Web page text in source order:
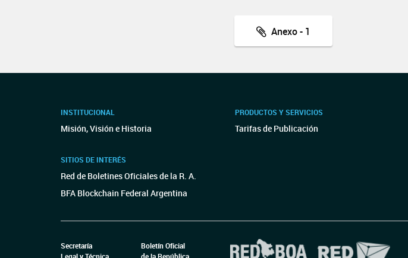
Anexo - 1
INSTITUCIONAL
Misión, Visión e Historia
SITIOS DE INTERÉS
Red de Boletines Oficiales de la R. A.
BFA Blockchain Federal Argentina
PRODUCTOS Y SERVICIOS
Tarifas de Publicación
Secretaría
Legal y Técnica
Boletín Oficial